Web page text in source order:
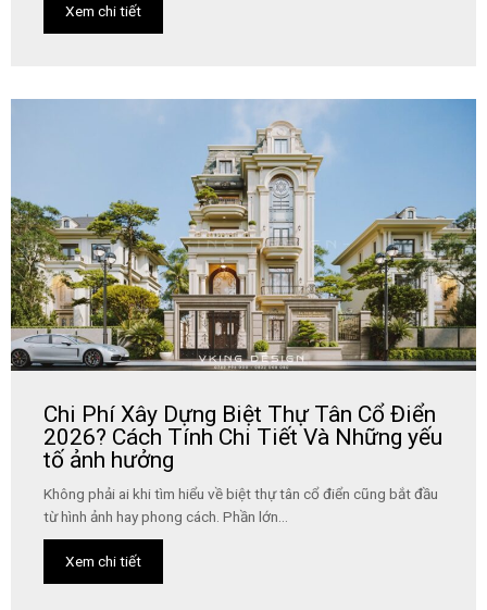
Xem chi tiết
Chi Phí Xây Dựng Biệt Thự Tân Cổ Điển
2026? Cách Tính Chi Tiết Và Những yếu
tố ảnh hưởng
Không phải ai khi tìm hiểu về biệt thự tân cổ điển cũng bắt đầu
từ hình ảnh hay phong cách. Phần lớn...
Xem chi tiết